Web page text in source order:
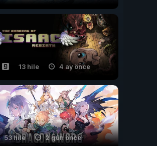
13 hile 4 ay önce
53 hile 2 gün önce